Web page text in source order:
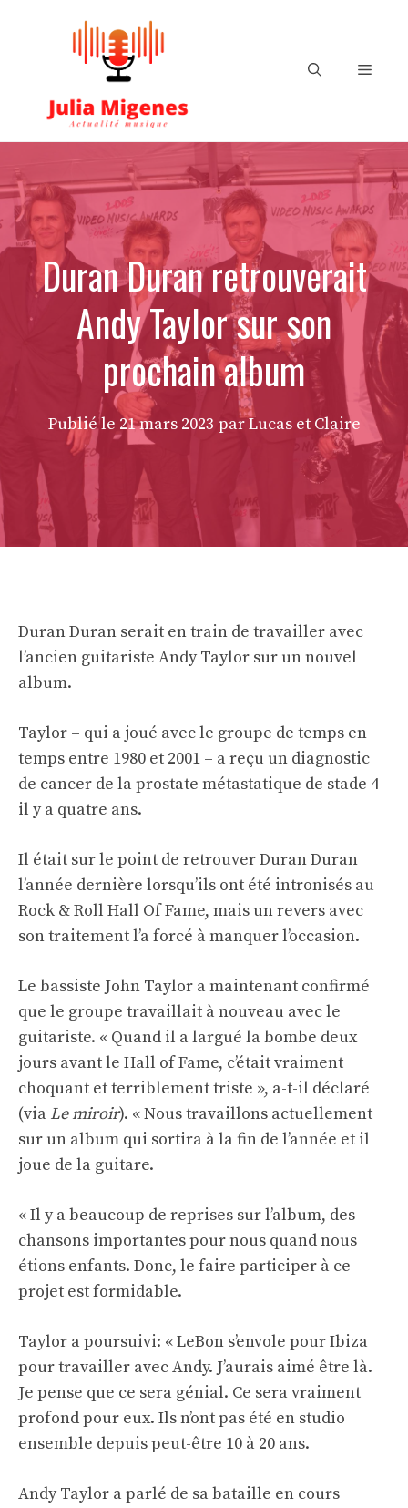
Menu
Duran Duran retrouverait
Andy Taylor sur son
prochain album
Publié le 21 mars 2023 par Lucas et Claire
Duran Duran serait en train de travailler avec
l’ancien guitariste Andy Taylor sur un nouvel
album.
Taylor – qui a joué avec le groupe de temps en
temps entre 1980 et 2001 – a reçu un diagnostic
de cancer de la prostate métastatique de stade 4
il y a quatre ans.
Il était sur le point de retrouver Duran Duran
l’année dernière lorsqu’ils ont été intronisés au
Rock & Roll Hall Of Fame, mais un revers avec
son traitement l’a forcé à manquer l’occasion.
Le bassiste John Taylor a maintenant confirmé
que le groupe travaillait à nouveau avec le
guitariste. « Quand il a largué la bombe deux
jours avant le Hall of Fame, c’était vraiment
choquant et terriblement triste », a-t-il déclaré
(via Le miroir). « Nous travaillons actuellement
sur un album qui sortira à la fin de l’année et il
joue de la guitare.
« Il y a beaucoup de reprises sur l’album, des
chansons importantes pour nous quand nous
étions enfants. Donc, le faire participer à ce
projet est formidable.
Taylor a poursuivi: « LeBon s’envole pour Ibiza
pour travailler avec Andy. J’aurais aimé être là.
Je pense que ce sera génial. Ce sera vraiment
profond pour eux. Ils n’ont pas été en studio
ensemble depuis peut-être 10 à 20 ans.
Andy Taylor a parlé de sa bataille en cours